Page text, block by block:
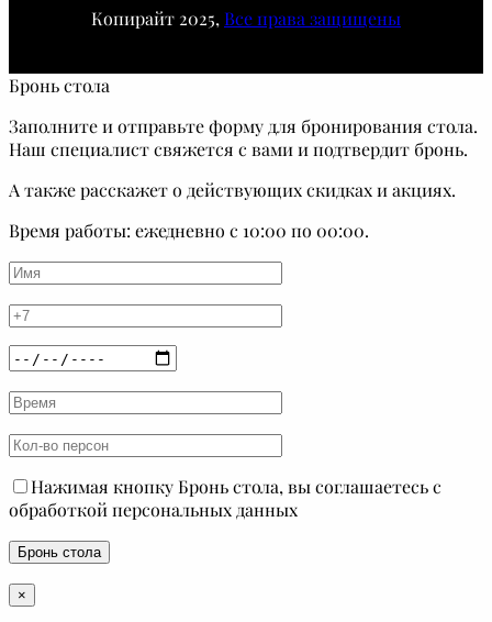
Копирайт 2025, Все права защищены
Бронь стола
Заполните и отправьте форму для бронирования стола.
Наш специалист свяжется с вами и подтвердит бронь.
А также расскажет о действующих скидках и акциях.
Время работы: ежедневно с 10:00 по 00:00.
Нажимая кнопку Бронь стола, вы соглашаетесь с
обработкой персональных данных
×